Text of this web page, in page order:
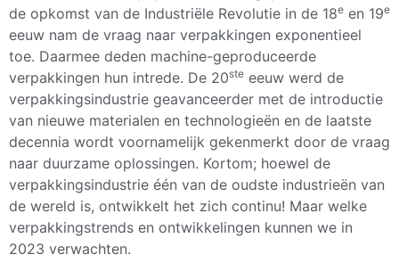
de opkomst van de Industriële Revolutie in de 18e en 19e
eeuw nam de vraag naar verpakkingen exponentieel
toe. Daarmee deden machine-geproduceerde
verpakkingen hun intrede. De 20ste eeuw werd de
verpakkingsindustrie geavanceerder met de introductie
van nieuwe materialen en technologieën en de laatste
decennia wordt voornamelijk gekenmerkt door de vraag
naar duurzame oplossingen. Kortom; hoewel de
verpakkingsindustrie één van de oudste industrieën van
de wereld is, ontwikkelt het zich continu! Maar welke
verpakkingstrends en ontwikkelingen kunnen we in
2023 verwachten.